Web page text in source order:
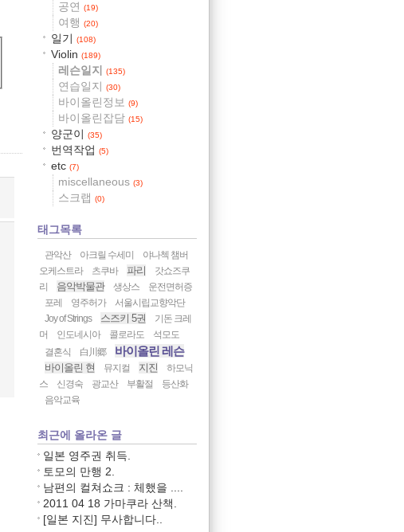
공연 (19)
여행 (20)
일기 (108)
Violin (189)
레슨일지 (135)
연습일지 (30)
바이올린정보 (9)
바이올린잡담 (15)
양군이 (35)
번역작업 (5)
etc (7)
miscellaneous (3)
스크랩 (0)
태그목록
관악산 아크릴 수세미
야나첵 챔버
오케스트라
츠쿠바 파리
갓쇼즈쿠
리
음악박물관 생상스
운전면허증
포레
영주허가
서울시립교향악단
Joy of Strings
스즈키 5권
기돈 크레
머
인도네시아 콜로라도
석모도
결혼식
白川郷 바이올린 레슨
바이올린 현 뮤지컬 지진
하모닉
스
신경숙 광교산 부활절
등산화
음악교육
최근에 올라온 글
일본 영주권 취득.
토모의 만행 2.
남편의 컬쳐쇼크 : 체했을 ....
2011 04 18 가마쿠라 산책.
[일본 지진] 무사합니다..